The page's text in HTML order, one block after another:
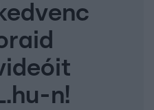
n!